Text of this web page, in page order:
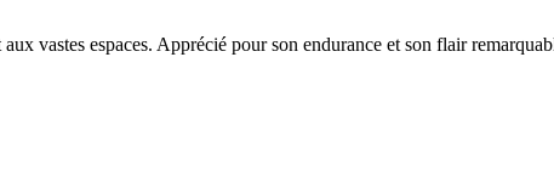
vastes espaces. Apprécié pour son endurance et son flair